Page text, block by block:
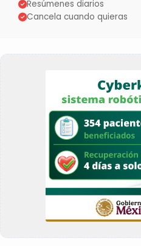
Resúmenes diarios
Cancela cuando quieras